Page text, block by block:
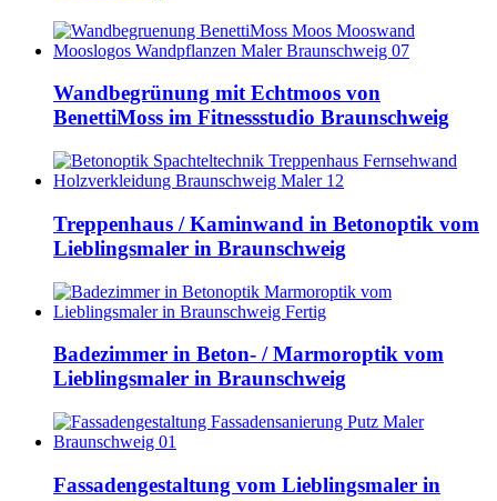
Wandbegrünung mit Echtmoos von
BenettiMoss im Fitnessstudio Braunschweig
Treppenhaus / Kaminwand in Betonoptik vom
Lieblingsmaler in Braunschweig
Badezimmer in Beton- / Marmoroptik vom
Lieblingsmaler in Braunschweig
Fassadengestaltung vom Lieblingsmaler in